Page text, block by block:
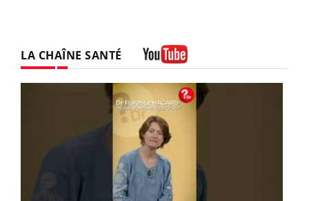
LA CHAÎNE SANTÉ